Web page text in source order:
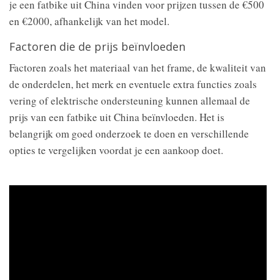
je een fatbike uit China vinden voor prijzen tussen de €500
en €2000, afhankelijk van het model.
Factoren die de prijs beïnvloeden
Factoren zoals het materiaal van het frame, de kwaliteit van
de onderdelen, het merk en eventuele extra functies zoals
vering of elektrische ondersteuning kunnen allemaal de
prijs van een fatbike uit China beïnvloeden. Het is
belangrijk om goed onderzoek te doen en verschillende
opties te vergelijken voordat je een aankoop doet.